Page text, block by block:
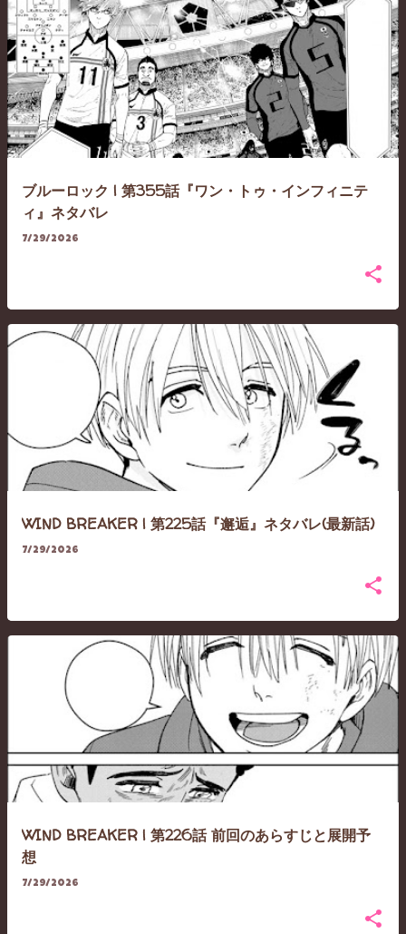
ブルーロック | 第355話『ワン・トゥ・インフィニテ
ィ』ネタバレ
7/29/2026
WIND BREAKER | 第225話『邂逅』ネタバレ(最新話)
7/29/2026
WIND BREAKER | 第226話 前回のあらすじと展開予
想
7/29/2026